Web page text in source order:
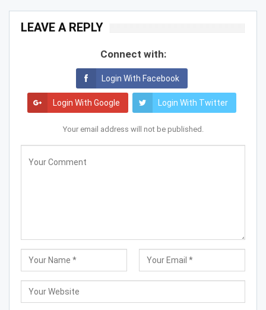
LEAVE A REPLY
Connect with:
Login With Facebook
Login With Google Login With Twitter
Your email address will not be published.